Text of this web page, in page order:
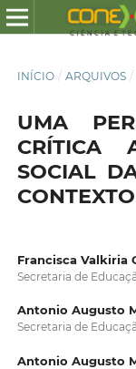
INÍCIO / ARQUIVOS /
UMA
CRÍTICA
SOCIAL
Francisca Valkiria
Secretaria de
Antonio Augusto
Secretaria de
Antonio Augusto